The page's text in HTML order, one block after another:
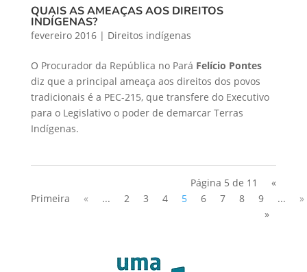
QUAIS AS AMEAÇAS AOS DIREITOS
INDÍGENAS?
fevereiro 2016| Direitos indígenas
O Procurador da República no Pará Felício Pontes
diz que a principal ameaça aos direitos dos povos
tradicionais é a PEC-215, que transfere do Executivo
para o Legislativo o poder de demarcar Terras
Indígenas.
Página 5 de 11
«
Primeira
« ... 2 3 4 5 6 7 8 9 ...
»
»